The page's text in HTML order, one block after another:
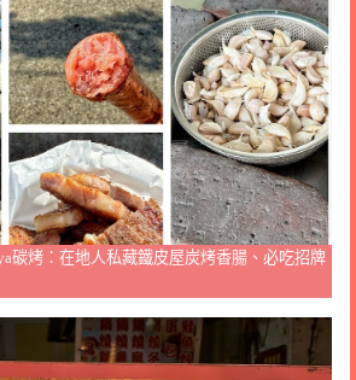
碳烤：在地人私藏鐵皮屋炭烤香腸、必吃招牌